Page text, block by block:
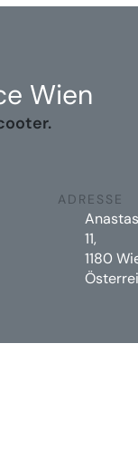
Wien
ADRESSE
11,
1180